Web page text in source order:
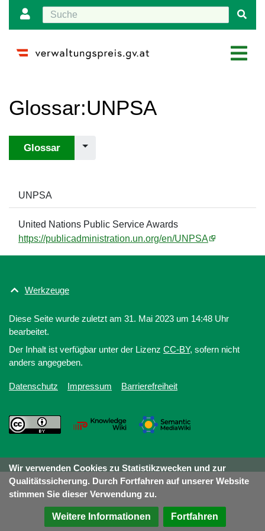
Glossar:UNPSA
Glossar
UNPSA
United Nations Public Service Awards
https://publicadministration.un.org/en/UNPSA
Wir verwenden Cookies zu Statistikzwecken und zur
Qualitätssicherung. Durch Fortfahren auf unserer Website
stimmen Sie dieser Verwendung zu.
Weitere Informationen Fortfahren
Werkzeuge
Diese Seite wurde zuletzt am 31. Mai 2023 um 14:48 Uhr
bearbeitet.
Der Inhalt ist verfügbar unter der Lizenz CC-BY, sofern nicht
anders angegeben.
Datenschutz Impressum Barrierefreiheit